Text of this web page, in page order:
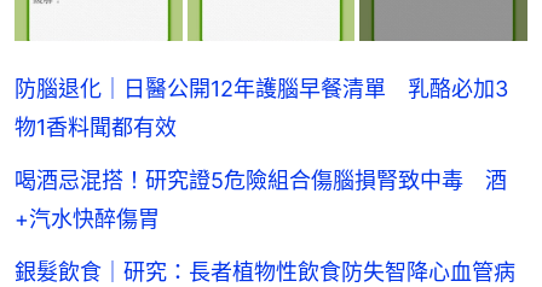
防腦退化｜日醫公開12年護腦早餐清單 乳酪必加3
物1香料聞都有效
喝酒忌混搭！研究證5危險組合傷腦損腎致中毒 酒
+汽水快醉傷胃
銀髮飲食｜研究：長者植物性飲食防失智降心血管病